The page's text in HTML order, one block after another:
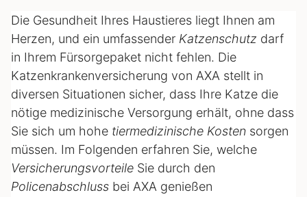
Die Gesundheit Ihres Haustieres liegt Ihnen am
Herzen, und ein umfassender Katzenschutz darf
in Ihrem Fürsorgepaket nicht fehlen. Die
Katzenkrankenversicherung von AXA stellt in
diversen Situationen sicher, dass Ihre Katze die
nötige medizinische Versorgung erhält, ohne dass
Sie sich um hohe tiermedizinische Kosten sorgen
müssen. Im Folgenden erfahren Sie, welche
Versicherungsvorteile Sie durch den
Policenabschluss bei AXA genießen